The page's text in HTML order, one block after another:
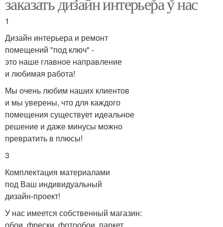
1
Дизайн интерьера и ремонт
помещений "под ключ" -
это наше главное направление
и любимая работа!
Мы очень любим наших клиентов
и мы уверены, что для каждого
помещения существует идеальное
решение и даже минусы можно
превратить в плюсы!
3
Комплектация материалами
под Ваш индивидуальный
дизайн-проект!
У нас имеется собственный магазин: